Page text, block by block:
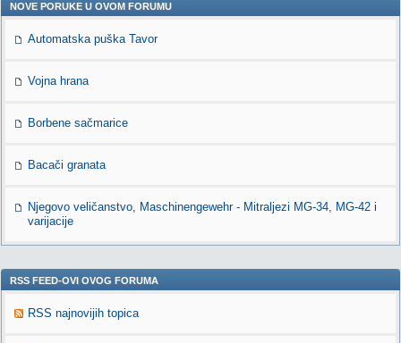
NOVE PORUKE U OVOM FORUMU
Automatska puška Tavor
Vojna hrana
Borbene sačmarice
Bacači granata
Njegovo veličanstvo, Maschinengewehr - Mitraljezi MG-34, MG-42 i
varijacije
RSS FEED-OVI OVOG FORUMA
RSS najnovijih topica